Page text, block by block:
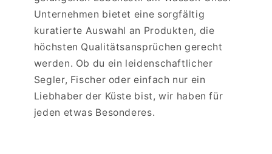
Unternehmen bietet eine sorgfältig
kuratierte Auswahl an Produkten, die
höchsten Qualitätsansprüchen gerecht
werden. Ob du ein leidenschaftlicher
Segler, Fischer oder einfach nur ein
Liebhaber der Küste bist, wir haben für
jeden etwas Besonderes.